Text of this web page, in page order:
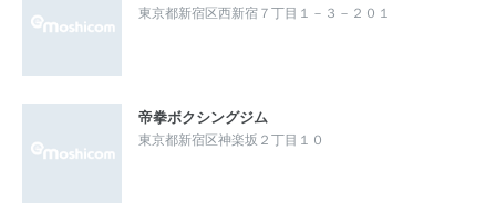
東京都新宿区西新宿７丁目１－３－２０１
帝拳ボクシングジム
東京都新宿区神楽坂２丁目１０